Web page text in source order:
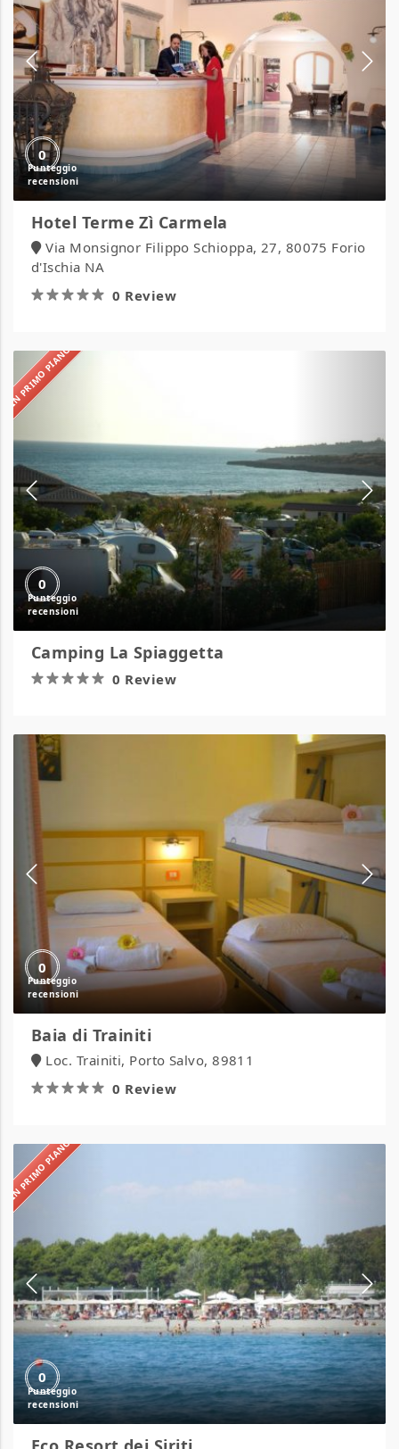
0
Hotel Terme Zì Carmela
Via Monsignor Filippo Schioppa, 27, 80075 Forio
d'Ischia NA
0 Review
IN PRIMO PIANO
0
Camping La Spiaggetta
0 Review
0
Baia di Trainiti
Loc. Trainiti, Porto Salvo, 89811
0 Review
IN PRIMO PIANO
0